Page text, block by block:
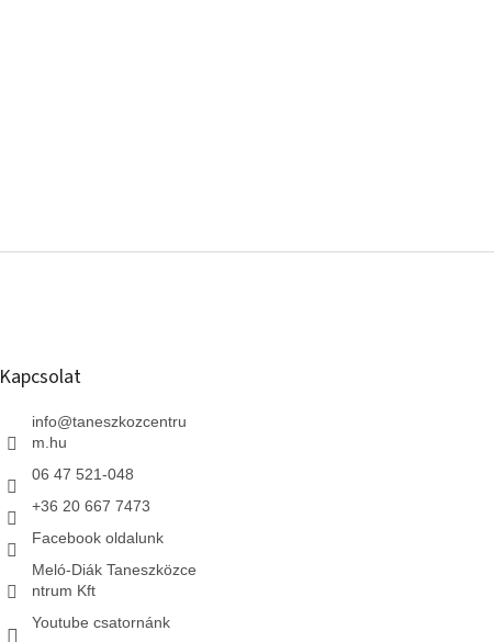
Kapcsolat
info@taneszkozcentru
m.hu
06 47 521-048
+36 20 667 7473
Facebook oldalunk
Meló-Diák Taneszközce
ntrum Kft
Youtube csatornánk